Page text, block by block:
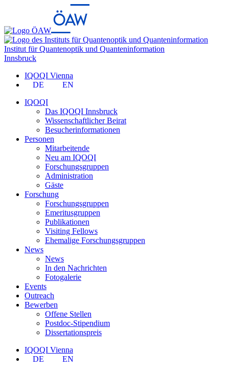
Institut für Quantenoptik und Quanteninformation
Innsbruck
IQOQI Vienna
DE
EN
IQOQI
Das IQOQI Innsbruck
Wissenschaftlicher Beirat
Besucherinformationen
Personen
Mitarbeitende
Neu am IQOQI
Forschungsgruppen
Administration
Gäste
Forschung
Forschungsgruppen
Emeritusgruppen
Publikationen
Visiting Fellows
Ehemalige Forschungsgruppen
News
News
In den Nachrichten
Fotogalerie
Events
Outreach
Bewerben
Offene Stellen
Postdoc-Stipendium
Dissertationspreis
IQOQI Vienna
DE
EN